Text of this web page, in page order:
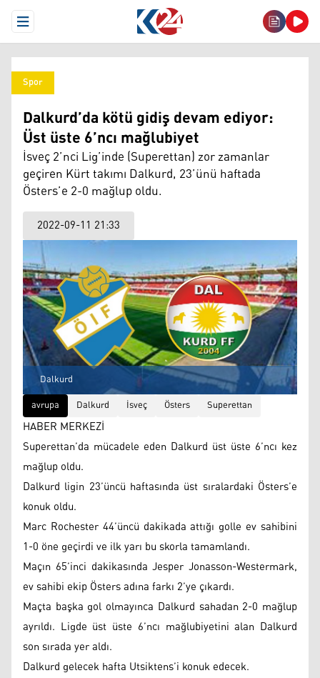
Open Menu
Spor
Dalkurd’da kötü gidiş devam ediyor:
Üst üste 6’ncı mağlubiyet
İsveç 2’nci Lig’inde (Superettan) zor zamanlar
geçiren Kürt takımı Dalkurd, 23’ünü haftada
Östers’e 2-0 mağlup oldu.
2022-09-11 21:33
Dalkurd
avrupa
Dalkurd İsveç Östers Superettan
HABER MERKEZİ
Superettan’da mücadele eden Dalkurd üst üste 6’ncı kez
mağlup oldu.
Dalkurd ligin 23’üncü haftasında üst sıralardaki Östers’e
konuk oldu.
Marc Rochester 44’üncü dakikada attığı golle ev sahibini
1-0 öne geçirdi ve ilk yarı bu skorla tamamlandı.
Maçın 65’inci dakikasında Jesper Jonasson-Westermark,
ev sahibi ekip Östers adına farkı 2’ye çıkardı.
Maçta başka gol olmayınca Dalkurd sahadan 2-0 mağlup
ayrıldı. Ligde üst üste 6’ncı mağlubiyetini alan Dalkurd
son sırada yer aldı.
Dalkurd gelecek hafta Utsiktens’i konuk edecek.